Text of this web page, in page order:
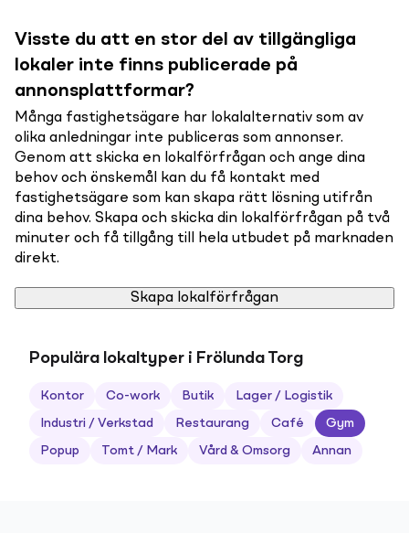
Visste du att en stor del av tillgängliga
lokaler inte finns publicerade på
annonsplattformar?
Många fastighetsägare har lokalalternativ som av
olika anledningar inte publiceras som annonser.
Genom att skicka en lokalförfrågan och ange dina
behov och önskemål kan du få kontakt med
fastighetsägare som kan skapa rätt lösning utifrån
dina behov. Skapa och skicka din lokalförfrågan på två
minuter och få tillgång till hela utbudet på marknaden
direkt.
Skapa lokalförfrågan
Populära lokaltyper i Frölunda Torg
Kontor Co-work Butik Lager / Logistik
Industri / Verkstad Restaurang Café Gym
Popup Tomt / Mark Vård & Omsorg Annan